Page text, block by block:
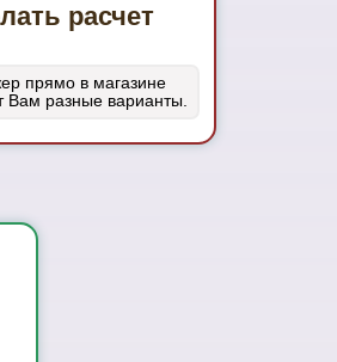
расчет
прямо в магазине
Вам разные варианты.